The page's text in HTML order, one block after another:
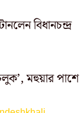
বিধানচন্দ্র
মহুয়ার পাশে